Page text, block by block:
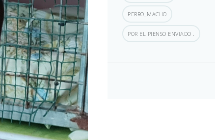
PERRO_MACHO
POR EL PIENSO ENVIADO .